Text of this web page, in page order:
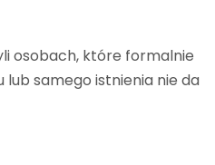
osobach, które formalnie
samego istnienia nie da